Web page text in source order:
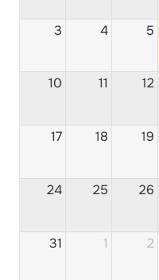
3 4 5
10 11 12
17 18 19
24 25 26
31 1 2